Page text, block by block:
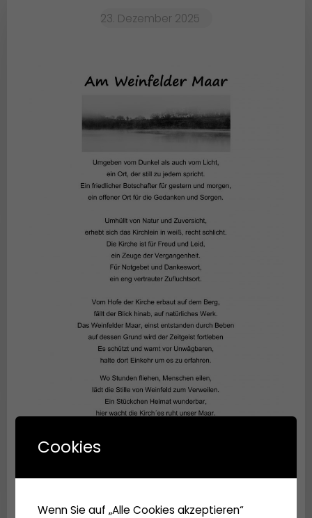
23. Dezember 2025
Cookies
Wenn Sie auf „Alle Cookies akzeptieren“